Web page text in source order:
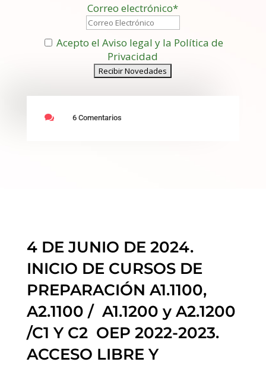
Correo electrónico*
Acepto el Aviso legal y la Política de
Privacidad
 6 Comentarios
4 DE JUNIO DE 2024.
INICIO DE CURSOS DE
PREPARACIÓN A1.1100,
A2.1100 / A1.1200 y A2.1200
/C1 Y C2 OEP 2022-2023.
ACCESO LIBRE Y